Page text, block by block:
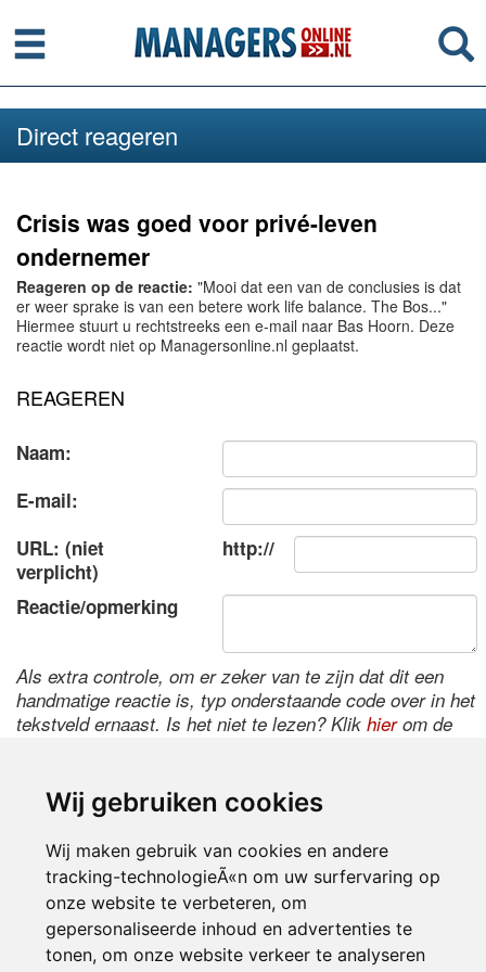
Wij gebruiken cookies
Wij maken gebruik van cookies en andere
tracking-technologieÃ«n om uw surfervaring op
onze website te verbeteren, om
gepersonaliseerde inhoud en advertenties te
tonen, om onze website verkeer te analyseren
Menu
Direct reageren
Crisis was goed voor privé-leven
ondernemer
Reageren op de reactie: "Mooi dat een van de conclusies is dat
er weer sprake is van een betere work life balance. The Bos..."
Hiermee stuurt u rechtstreeks een e-mail naar Bas Hoorn. Deze
reactie wordt niet op Managersonline.nl geplaatst.
REAGEREN
Naam:
E-mail:
URL: (niet
verplicht)
http://
Reactie/opmerking
Als extra controle, om er zeker van te zijn dat dit een
handmatige reactie is, typ onderstaande code over in het
tekstveld ernaast. Is het niet te lezen? Klik hierom de